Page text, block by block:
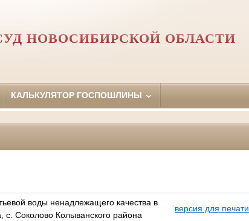
НОВОСИБИРСКОЙ ОБЛАСТИ
КАЛЬКУЛЯТОР ГОСПОШЛИНЫ
воды ненадлежащего качества в
Соколово Колыванского района
версия для печати